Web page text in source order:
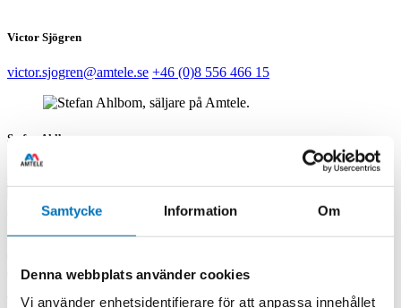
Samtycke Information Om
Denna webbplats använder cookies
Vi använder enhetsidentifierare för att anpassa innehållet
Victor Sjögren
victor.sjogren@amtele.se +46 (0)8 556 466 15
Stefan Ahlbom
Visa alla kontaktpersoner
Kontakta oss
ASC’sgyroscopes are used in a variety of applications e.g. wind
and trains.
The gyroscopes are based on proven MEMS vibrating ring sensor